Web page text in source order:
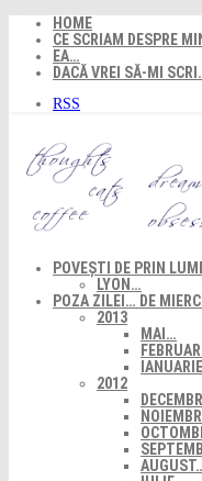
content
HOME
CE SCRIAM DESPRE
EA…
DACĂ VREI SĂ-MI
RSS
POVEȘTI DE PRIN
LYON…
POZA ZILEI… DE
2013
MAI…
2012